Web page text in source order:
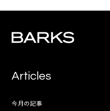
Articles
今月の記事